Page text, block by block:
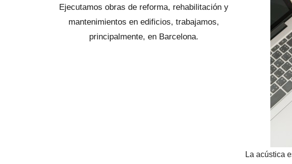
Ejecutamos obras de reforma, rehabilitación y
mantenimientos en edificios, trabajamos,
principalmente, en Barcelona.
La acústica